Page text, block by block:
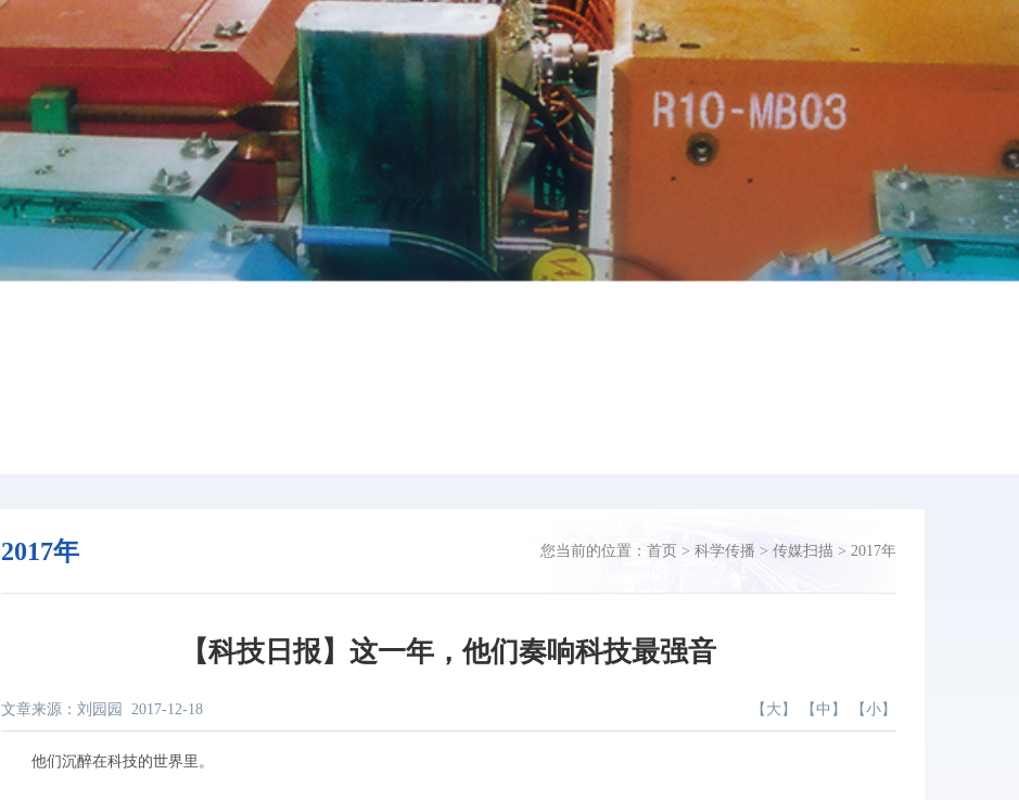
2017年 您当前的位置： 首页 > 科学传播 > 传媒扫描 > 2017年
【科技日报】这一年，他们奏响科技最强音
文章来源：刘园园 2017-12-18 【 大 】 【 中 】 【 小 】
他们沉醉在科技的世界里。